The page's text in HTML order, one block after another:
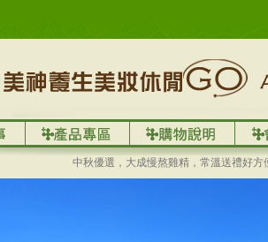
中秋優選，大成慢熬雞精，常溫送禮好方便～